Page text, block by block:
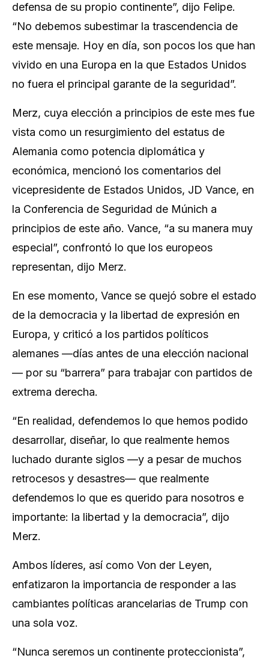
defensa de su propio continente”, dijo Felipe.
“No debemos subestimar la trascendencia de
este mensaje. Hoy en día, son pocos los que han
vivido en una Europa en la que Estados Unidos
no fuera el principal garante de la seguridad”.
Merz, cuya elección a principios de este mes fue
vista como un resurgimiento del estatus de
Alemania como potencia diplomática y
económica, mencionó los comentarios del
vicepresidente de Estados Unidos, JD Vance, en
la Conferencia de Seguridad de Múnich a
principios de este año. Vance, “a su manera muy
especial”, confrontó lo que los europeos
representan, dijo Merz.
En ese momento, Vance se quejó sobre el estado
de la democracia y la libertad de expresión en
Europa, y criticó a los partidos políticos
alemanes —días antes de una elección nacional
— por su “barrera” para trabajar con partidos de
extrema derecha.
“En realidad, defendemos lo que hemos podido
desarrollar, diseñar, lo que realmente hemos
luchado durante siglos —y a pesar de muchos
retrocesos y desastres— que realmente
defendemos lo que es querido para nosotros e
importante: la libertad y la democracia”, dijo
Merz.
Ambos líderes, así como Von der Leyen,
enfatizaron la importancia de responder a las
cambiantes políticas arancelarias de Trump con
una sola voz.
“Nunca seremos un continente proteccionista”,